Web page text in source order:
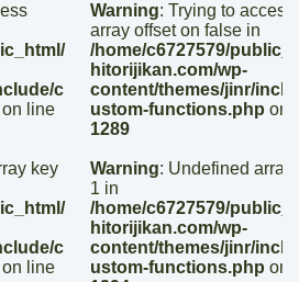
c
on line
key
c
on line
Warning: Trying to access
array offset on false in
/home/c6727579/
hitorijikan.com/wp-
content/themes/jinr/
ustom-functions.php on
1289
Warning: Undefined array
1 in
/home/c6727579/
hitorijikan.com/wp-
content/themes/jinr/
ustom-functions.php on